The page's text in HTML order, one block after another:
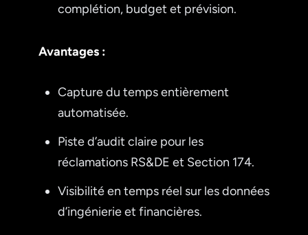
complétion, budget et prévision.
Avantages :
Capture du temps entièrement
automatisée.
Piste d’audit claire pour les
réclamations RS&DE et Section 174.
Visibilité en temps réel sur les données
d’ingénierie et financières.